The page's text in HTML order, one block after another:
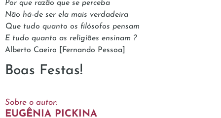
Por que razão que se perceba
Não há-de ser ela mais verdadeira
Que tudo quanto os filósofos pensam
E tudo quanto as religiões ensinam ?
Alberto Caeiro [Fernando Pessoa]
Boas Festas!
Sobre o autor:
EUGÊNIA PICKINA